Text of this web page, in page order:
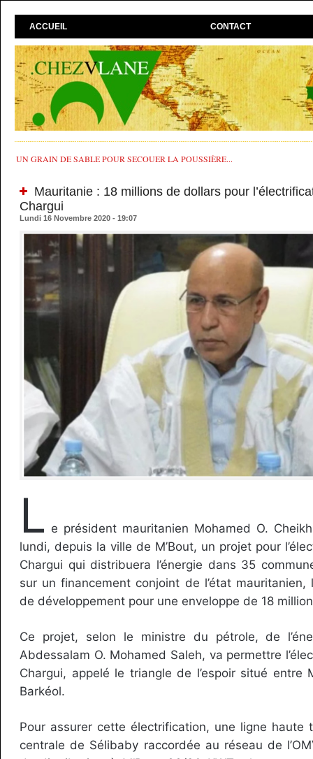
ACCUEIL CONTACT
UN GRAIN DE SABLE POUR SECOUER LA POUSSIÈRE...
Mauritanie : 18 millions de dollars pour
Chargui
Lundi 16 Novembre 2020 - 19:07
L e président mauritanien Mohamed O.
lundi, depuis la ville de M’Bout, un projet pour
Chargui qui distribuera l’énergie dans 35
sur un financement conjoint de l’état mauritanien,
de développement pour une enveloppe de 18
Ce projet, selon le ministre du pétrole, de
Abdessalam O. Mohamed Saleh, va permettre
Chargui, appelé le triangle de l’espoir situé entre
Barkéol.
Pour assurer cette électrification, une ligne haute
centrale de Sélibaby raccordée au réseau de